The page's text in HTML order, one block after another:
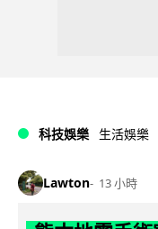
科技娛樂 生活娛樂
Lawton 13 小時